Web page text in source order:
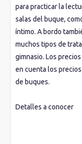
para practicar la
salas del buque,
íntimo. A bordo
muchos tipos de
gimnasio. Los
en cuenta los
de buques.
Detalles a conocer